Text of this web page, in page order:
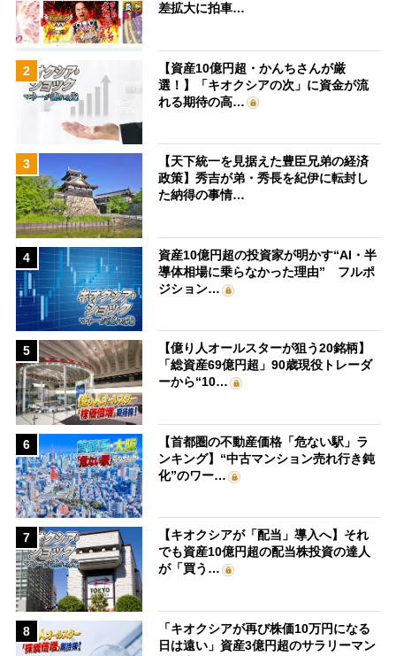
差拡大に拍車…
2
【資産10億円超・かんちさんが厳
選！】「キオクシアの次」に資金が流
れる期待の高…
3
【天下統一を見据えた豊臣兄弟の経済
政策】秀吉が弟・秀長を紀伊に転封し
た納得の事情…
4
資産10億円超の投資家が明かす“AI・半
導体相場に乗らなかった理由” フルポ
ジション…
5
【億り人オールスターが狙う20銘柄】
「総資産69億円超」90歳現役トレーダ
ーから“10…
6
【首都圏の不動産価格「危ない駅」ラ
ンキング】“中古マンション売れ行き鈍
化”のワー…
7
【キオクシアが「配当」導入へ】それ
でも資産10億円超の配当株投資の達人
が「買う…
8
「キオクシアが再び株価10万円になる
日は遠い」資産3億円超のサラリーマン